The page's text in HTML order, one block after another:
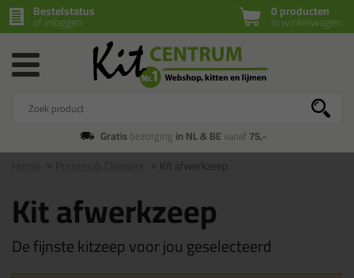
0 producten
in winkelwagen
Bestelstatus
of inloggen
Gratisbezorging in NL & BEvanaf75,-
Kit afwerkzeep
Kit afwerkzeep
De fijnste kitzeep voor jou geselecteerd